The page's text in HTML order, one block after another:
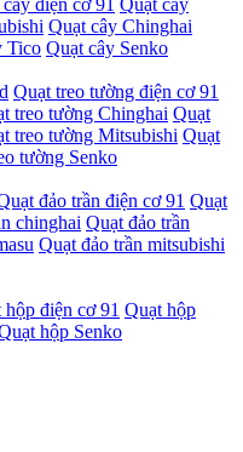
điện cơ 91 Quạt cây
Quạt cây Chinghai
Tico Quạt cây Senko
Quạt treo tường điện cơ 91
treo tường Chinghai Quạt
treo tường Mitsubishi Quạt
tường Senko
đảo trần điện cơ 91 Quạt
chinghai Quạt đảo trần
Quạt đảo trần mitsubishi
hộp điện cơ 91 Quạt hộp
hộp Senko